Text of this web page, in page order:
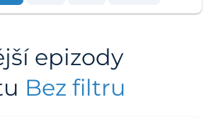
epizody
Bez filtru